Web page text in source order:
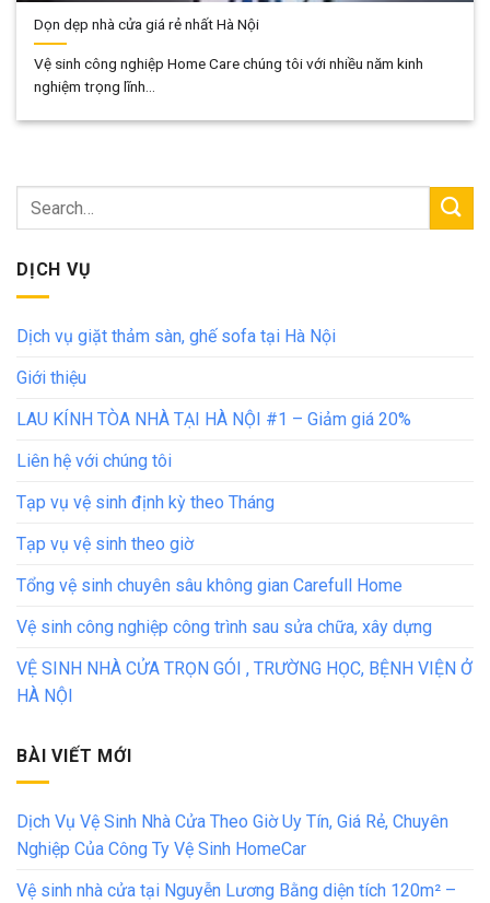
Dọn dẹp nhà cửa giá rẻ nhất Hà Nội
Vệ sinh công nghiệp Home Care chúng tôi với nhiều năm kinh
nghiệm trọng lĩnh...
DỊCH VỤ
Dịch vụ giặt thảm sàn, ghế sofa tại Hà Nội
Giới thiệu
LAU KÍNH TÒA NHÀ TẠI HÀ NỘI #1 – Giảm giá 20%
Liên hệ với chúng tôi
Tạp vụ vệ sinh định kỳ theo Tháng
Tạp vụ vệ sinh theo giờ
Tổng vệ sinh chuyên sâu không gian Carefull Home
Vệ sinh công nghiệp công trình sau sửa chữa, xây dựng
VỆ SINH NHÀ CỬA TRỌN GÓI , TRƯỜNG HỌC, BỆNH VIỆN Ở
HÀ NỘI
BÀI VIẾT MỚI
Dịch Vụ Vệ Sinh Nhà Cửa Theo Giờ Uy Tín, Giá Rẻ, Chuyên
Nghiệp Của Công Ty Vệ Sinh HomeCar
Vệ sinh nhà cửa tại Nguyễn Lương Bằng diện tích 120m² –